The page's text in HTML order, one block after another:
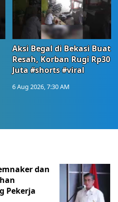
Aksi Begal di Bekasi Buat
Resah, Korban Rugi Rp30
Juta #shorts #viral
6 Aug 2026, 7:30 AM
dan
Pekerja